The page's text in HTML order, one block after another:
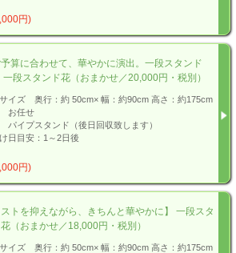
円)
予算に合わせて、華やかに演出。一段スタンド
一段スタンド花（おまかせ／20,000円・税別）
イズ 奥行：約 50cm× 幅：約90cm 高さ：約175cm
お任せ
パイプスタンド（後日回収致します）
日目安：1～2日後
円)
ストを抑えながら、きちんと華やかに】 一段スタ
（おまかせ／18,000円・税別）
イズ 奥行：約 50cm× 幅：約90cm 高さ：約175cm